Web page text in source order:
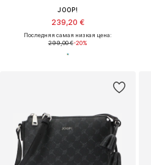
JOOP!
239,20 €
Последняя самая низкая цена:
299,00 €-20%